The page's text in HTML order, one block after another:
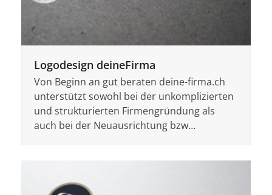
Logodesign deineFirma
Von Beginn an gut beraten deine-firma.ch
unterstützt sowohl bei der unkomplizierten
und strukturierten Firmengründung als
auch bei der Neuausrichtung bzw…